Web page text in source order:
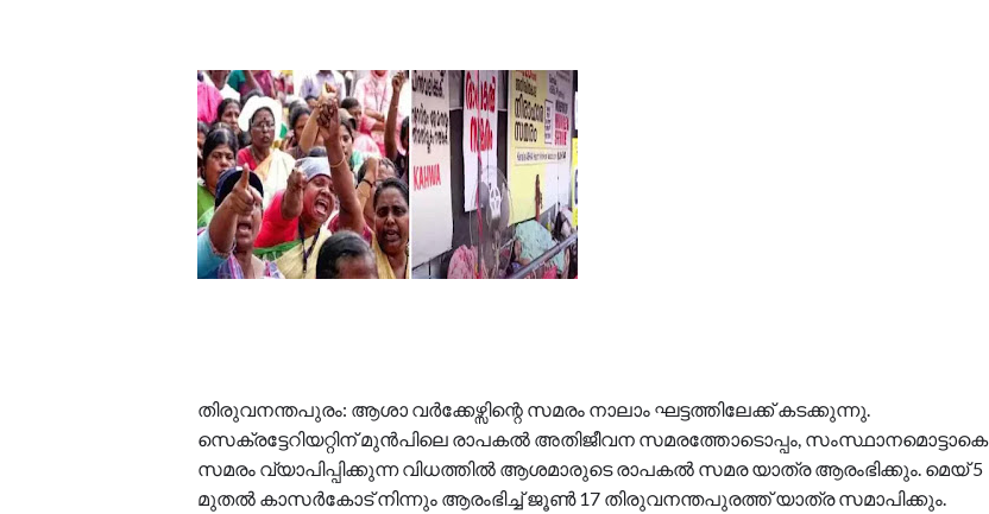
തിരുവനന്തപുരം: ആശാ വർക്കേഴ്സിന്റെ സമരം നാലാം ഘട്ടത്തിലേക്ക് കടക്കുന്നു.
സെക്രട്ടേറിയറ്റിന് മുൻപിലെ രാപകൽ അതിജീവന സമരത്തോടൊപ്പം, സംസ്ഥാനമൊട്ടാകെ
സമരം വ്യാപിപ്പിക്കുന്ന വിധത്തിൽ ആശമാരുടെ രാപകൽ സമര യാത്ര ആരംഭിക്കും. മെയ് 5
മുതൽ കാസർകോട് നിന്നും ആരംഭിച്ച് ജൂൺ 17 തിരുവനന്തപുരത്ത് യാത്ര സമാപിക്കും.